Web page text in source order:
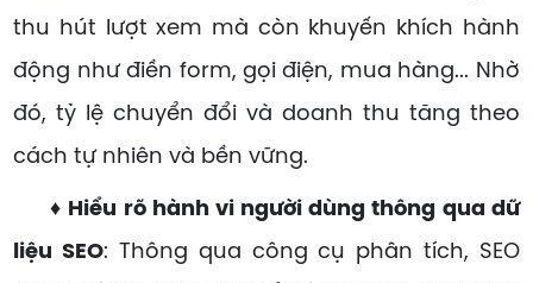
thu hút lượt xem mà còn khuyến khích hành
động như điền form, gọi điện, mua hàng... Nhờ
đó, tỷ lệ chuyển đổi và doanh thu tăng theo
cách tự nhiên và bền vững.
♦ Hiểu rõ hành vi người dùng thông qua dữ
liệu SEO: Thông qua công cụ phân tích, SEO